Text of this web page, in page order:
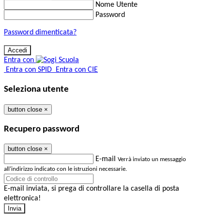
Nome Utente
Password
Password dimenticata?
Entra con
Entra con SPID Entra con CIE
Seleziona utente
button close ×
Recupero password
button close ×
E-mail Verrà inviato un messaggio
all'indirizzo indicato con le istruzioni necessarie.
E-mail inviata, si prega di controllare la casella di posta
elettronica!